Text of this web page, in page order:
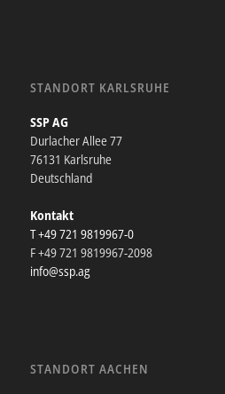
STANDORT KARLSRUHE
SSP AG
Durlacher Allee 77
76131 Karlsruhe
Deutschland
Kontakt
T +49 721 9819967-0
F +49 721 9819967-2098
info@ssp.ag
STANDORT AACHEN